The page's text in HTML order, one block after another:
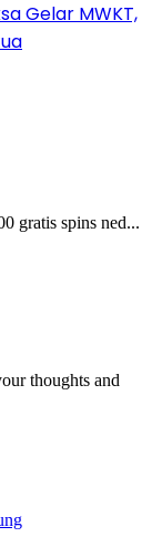
Gelar MWKT,
gratis spins ned...
thoughts and